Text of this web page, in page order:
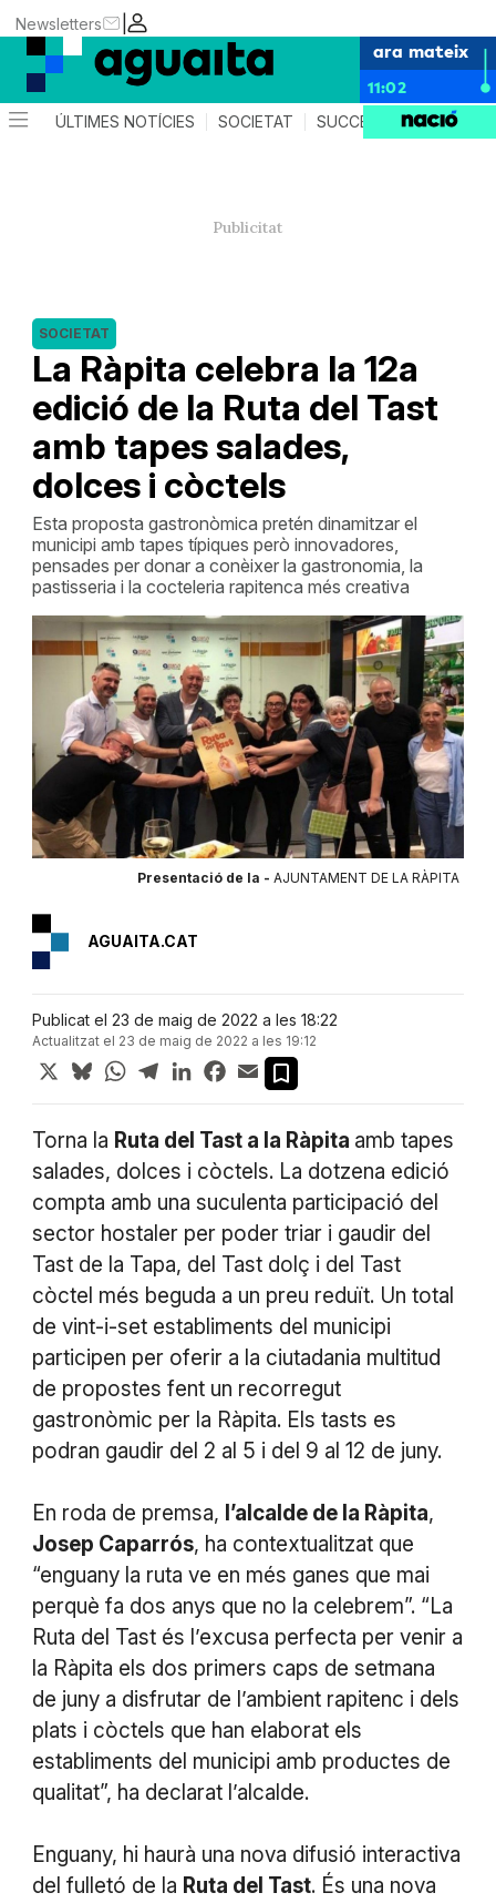
|
Newsletters
ara mateix
11:02
ÚLTIMES NOTÍCIES SOCIETAT SUCCESSOS AGENDA
La Ràpita celebra la 12a
edició de la Ruta del Tast
amb tapes salades,
dolces i còctels
SOCIETAT
Esta proposta gastronòmica pretén dinamitzar el
municipi amb tapes típiques però innovadores,
pensades per donar a conèixer la gastronomia, la
pastisseria i la cocteleria rapitenca més creativa
Presentació de la - AJUNTAMENT DE LA RÀPITA
AGUAITA.CAT
Publicat el 23 de maig de 2022 a les 18:22
Actualitzat el 23 de maig de 2022 a les 19:12
X BlueskyWhatsApp
TelegramLinkedInFacebook
Email
Torna la Ruta del Tast a la Ràpita amb tapes
salades, dolces i còctels. La dotzena edició
compta amb una suculenta participació del
sector hostaler per poder triar i gaudir del
Tast de la Tapa, del Tast dolç i del Tast
còctel més beguda a un preu reduït. Un total
de vint-i-set establiments del municipi
participen per oferir a la ciutadania multitud
de propostes fent un recorregut
gastronòmic per la Ràpita. Els tasts es
podran gaudir del 2 al 5 i del 9 al 12 de juny.
En roda de premsa, l’alcalde de la Ràpita,
Josep Caparrós, ha contextualitzat que
“enguany la ruta ve en més ganes que mai
perquè fa dos anys que no la celebrem”. “La
Ruta del Tast és l’excusa perfecta per venir a
la Ràpita els dos primers caps de setmana
de juny a disfrutar de l’ambient rapitenc i dels
plats i còctels que han elaborat els
establiments del municipi amb productes de
qualitat”, ha declarat l’alcalde.
Enguany, hi haurà una nova difusió interactiva
del fulletó de la Ruta del Tast. És una nova